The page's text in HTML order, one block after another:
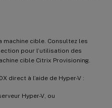
machine cible. Consultez les
pour l’utilisation des
cible Citrix Provisioning.
direct à l’aide de Hyper-V :
Hyper-V, ou